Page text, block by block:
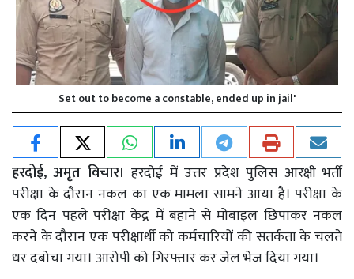
Set out to become a constable, ended up in jail'
हरदोई, अमृत विचार।हरदोई में उत्तर प्रदेश पुलिस आरक्षी भर्ती
परीक्षा के दौरान नकल का एक मामला सामने आया है। परीक्षा के
एक दिन पहले परीक्षा केंद्र में बहाने से मोबाइल छिपाकर नकल
करने के दौरान एक परीक्षार्थी को कर्मचारियों की सतर्कता के चलते
धर दबोचा गया। आरोपी को गिरफ्तार कर जेल भेज दिया गया।